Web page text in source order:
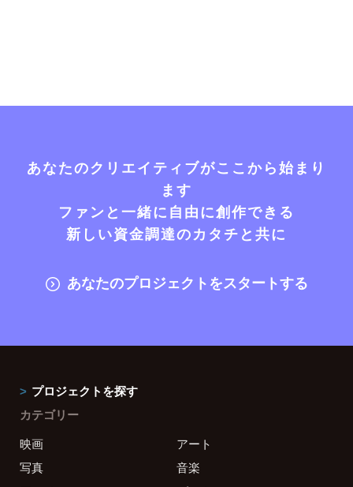
あなたのクリエイティブがここから始まり
ます
ファンと一緒に自由に創作できる
新しい資金調達のカタチと共に
あなたのプロジェクトをスタートする
プロジェクトを探す
カテゴリー
映画
アート
写真
音楽